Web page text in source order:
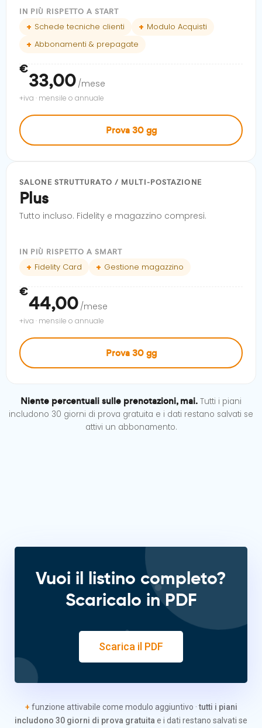
IN PIÙ RISPETTO A START
Schede tecniche clienti
Modulo Acquisti
Abbonamenti & prepagate
€
33,00 /mese
+iva · mensile o annuale
Prova 30 gg
SALONE STRUTTURATO / MULTI-POSTAZIONE
Plus
Tutto incluso. Fidelity e magazzino compresi.
IN PIÙ RISPETTO A SMART
Fidelity Card Gestione magazzino
€
44,00 /mese
+iva · mensile o annuale
Prova 30 gg
Niente percentuali sulle prenotazioni, mai. Tutti i piani
includono 30 giorni di prova gratuita e i dati restano salvati se
attivi un abbonamento.
Vuoi il listino completo?
Scaricalo in PDF
Scarica il PDF
+ funzione attivabile come modulo aggiuntivo ·tutti i piani
includono 30 giorni di prova gratuita e i dati restano salvati se